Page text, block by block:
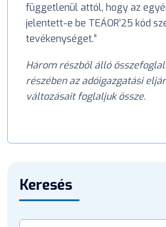
függetlenül attól, hogy az
jelentett-e be TEÁOR’25 kód
tevékenységet.”
Három részből álló
részében az adóigazgatási
változásait foglaljuk össze.
Keresés